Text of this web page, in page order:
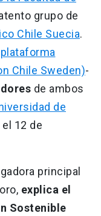
grupo de
Chile Suecia.
Chile Sweden)-
de ambos
de
12 de
principal
explica el
Sostenible